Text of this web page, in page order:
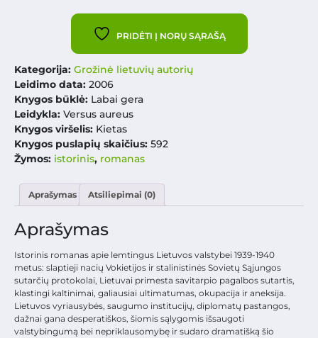
PRIDĖTI Į NORŲ SĄRAŠĄ
Kategorija: Grožinė lietuvių autorių
Leidimo data: 2006
Knygos būklė: Labai gera
Leidykla: Versus aureus
Knygos viršelis: Kietas
Knygos puslapių skaičius: 592
Žymos: istorinis, romanas
Aprašymas Atsiliepimai (0)
Aprašymas
Istorinis romanas apie lemtingus Lietuvos valstybei 1939-1940
metus: slaptieji nacių Vokietijos ir stalinistinės Sovietų Sąjungos
sutarčių protokolai, Lietuvai primesta savitarpio pagalbos sutartis,
klastingi kaltinimai, galiausiai ultimatumas, okupacija ir aneksija.
Lietuvos vyriausybės, saugumo institucijų, diplomatų pastangos,
dažnai gana desperatiškos, šiomis sąlygomis išsaugoti
valstybingumą bei nepriklausomybę ir sudaro dramatišką šio